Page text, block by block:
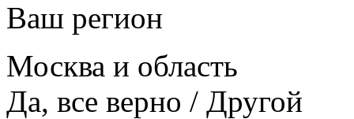
Ваш регион
Москва и область
Да, все верно / Другой